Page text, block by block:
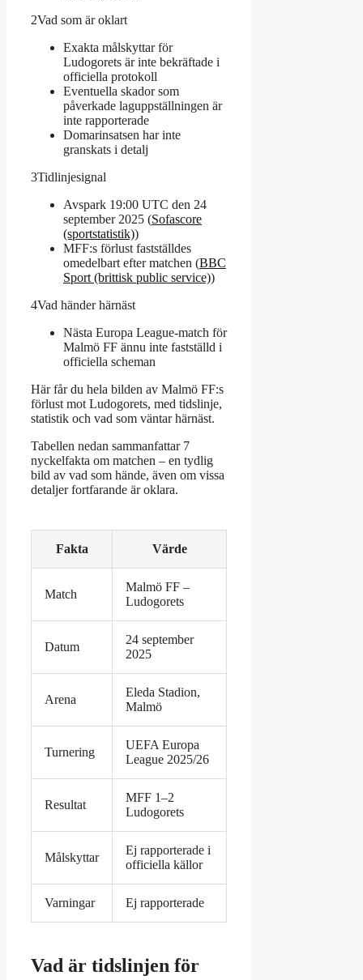
2Vad som är oklart
Exakta målskyttar för
Ludogorets är inte bekräftade i
officiella protokoll
Eventuella skador som
påverkade laguppställningen är
inte rapporterade
Domarinsatsen har inte
granskats i detalj
3Tidlinjesignal
Avspark 19:00 UTC den 24
september 2025 (Sofascore
(sportstatistik))
MFF:s förlust fastställdes
omedelbart efter matchen (BBC
Sport (brittisk public service))
4Vad händer härnäst
Nästa Europa League-match för
Malmö FF ännu inte fastställd i
officiella scheman
Här får du hela bilden av Malmö FF:s
förlust mot Ludogorets, med tidslinje,
statistik och vad som väntar härnäst.
Tabellen nedan sammanfattar 7
nyckelfakta om matchen – en tydlig
bild av vad som hände, även om vissa
detaljer fortfarande är oklara.
Fakta Värde
Match
Malmö FF –
Ludogorets
Datum
24 september
2025
Arena
Eleda Stadion,
Malmö
Turnering
UEFA Europa
League 2025/26
Resultat
MFF 1–2
Ludogorets
Målskyttar
Ej rapporterade i
officiella källor
Varningar Ej rapporterade
Vad är tidslinjen för